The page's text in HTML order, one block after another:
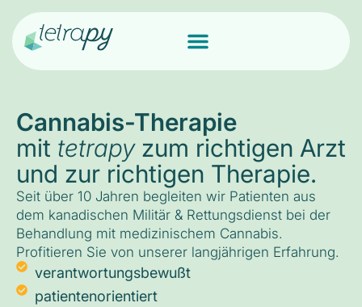
Cannabis-Therapie
mit tetrapyzum richtigen Arzt
und zur richtigen Therapie.
Seit über 10 Jahren begleiten wir Patienten aus
dem kanadischen Militär & Rettungsdienst bei der
Behandlung mit medizinischem Cannabis.
Profitieren Sie von unserer langjährigen Erfahrung.
verantwortungsbewußt
patientenorientiert